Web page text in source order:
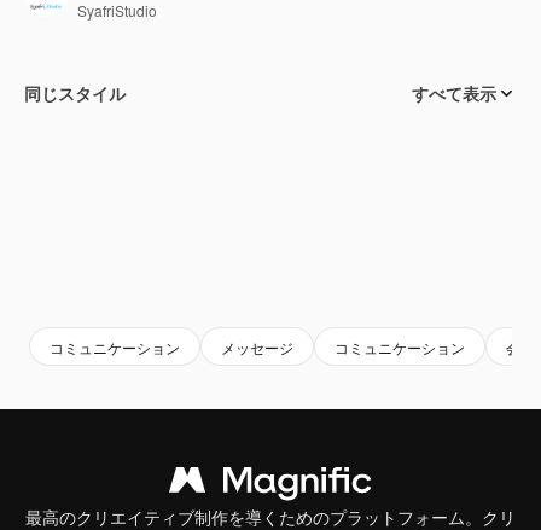
SyafriStudio
同じスタイル すべて表示
コミュニケーション メッセージ コミュニケーション 会話
最高のクリエイティブ制作を導くためのプラットフォーム。クリ